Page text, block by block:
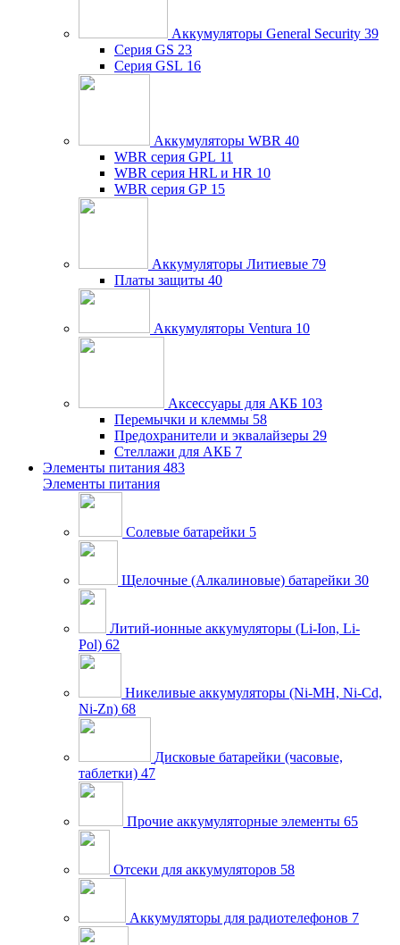
Аккумуляторы General Security 39
Серия GS 23
Серия GSL 16
Аккумуляторы WBR 40
WBR серия GPL 11
WBR серия HRL и HR 10
WBR серия GP 15
Аккумуляторы Литиевые 79
Платы защиты 40
Аккумуляторы Ventura 10
Аксессуары для АКБ 103
Перемычки и клеммы 58
Предохранители и эквалайзеры 29
Стеллажи для АКБ 7
Элементы питания 483
Элементы питания
Солевые батарейки 5
Щелочные (Алкалиновые) батарейки 30
Литий-ионные аккумуляторы (Li-Ion, Li-
Pol) 62
Никеливые аккумуляторы (Ni-MH, Ni-Cd,
Ni-Zn) 68
Дисковые батарейки (часовые,
таблетки) 47
Прочие аккумуляторные элементы 65
Отсеки для аккумуляторов 58
Аккумуляторы для радиотелефонов 7